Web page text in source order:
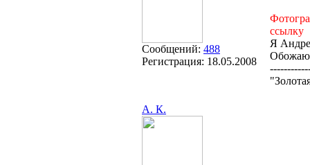
Сообщений: 488
Регистрация: 18.05.2008
ссылку
Я
Обожаю
А. К.